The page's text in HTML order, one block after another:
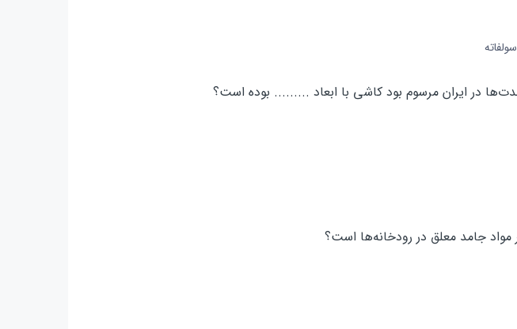
در ایران مرسوم بود کاشی با ابعاد ......... بوده است؟
جامد معلق در رودخانه‌ها است؟